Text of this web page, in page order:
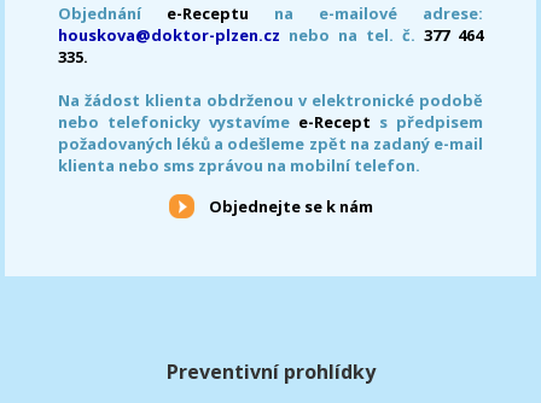
Objednání e-Receptu na e-mailové adrese:
houskova@doktor-plzen.cz nebo na tel. č. 377 464
335.
Na žádost klienta obdrženou v elektronické podobě
nebo telefonicky vystavíme e-Recept s předpisem
požadovaných léků a odešleme zpět na zadaný e-mail
klienta nebo sms zprávou na mobilní telefon.
Objednejte se k nám
Preventivní prohlídky